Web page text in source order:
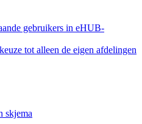
gebruikers in eHUB-
tot alleen de eigen afdelingen
skjema